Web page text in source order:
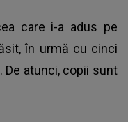
care i-a adus pe
în urmă cu cinci
De atunci, copii sunt